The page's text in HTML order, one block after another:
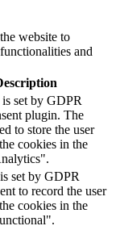
website to
and
set by GDPR
plugin. The
to store the user
cookies in the
set by GDPR
to record the user
cookies in the